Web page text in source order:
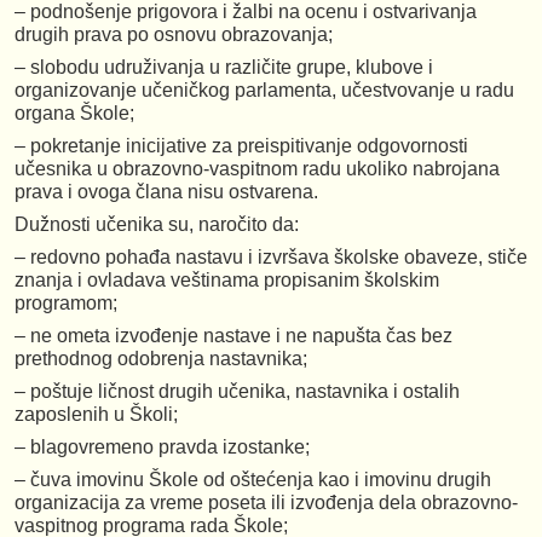
– podnošenje prigovora i žalbi na ocenu i ostvarivanja
drugih prava po osnovu obrazovanja;
– slobodu udruživanja u različite grupe, klubove i
organizovanje učeničkog parlamenta, učestvovanje u radu
organa Škole;
– pokretanje inicijative za preispitivanje odgovornosti
učesnika u obrazovno-vaspitnom radu ukoliko nabrojana
prava i ovoga člana nisu ostvarena.
Dužnosti učenika su, naročito da:
– redovno pohađa nastavu i izvršava školske obaveze, stiče
znanja i ovladava veštinama propisanim školskim
programom;
– ne ometa izvođenje nastave i ne napušta čas bez
prethodnog odobrenja nastavnika;
– poštuje ličnost drugih učenika, nastavnika i ostalih
zaposlenih u Školi;
– blagovremeno pravda izostanke;
– čuva imovinu Škole od oštećenja kao i imovinu drugih
organizacija za vreme poseta ili izvođenja dela obrazovno-
vaspitnog programa rada Škole;